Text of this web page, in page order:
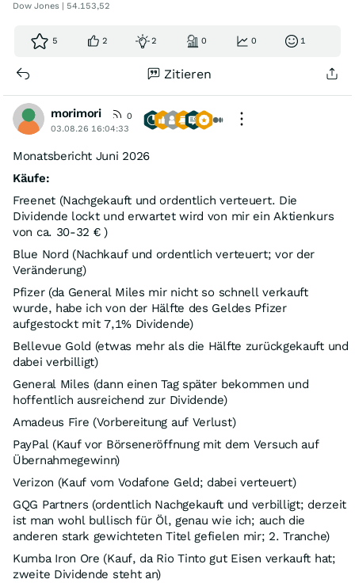
Dow Jones | 54.153,52
5 2 2 0 0 1
Zitieren
morimori
0
03.08.26 16:04:33
Monatsbericht Juni 2026
Käufe:
Freenet (Nachgekauft und ordentlich verteuert. Die
Dividende lockt und erwartet wird von mir ein Aktienkurs
von ca. 30-32 € )
Blue Nord (Nachkauf und ordentlich verteuert; vor der
Veränderung)
Pfizer (da General Miles mir nicht so schnell verkauft
wurde, habe ich von der Hälfte des Geldes Pfizer
aufgestockt mit 7,1% Dividende)
Bellevue Gold (etwas mehr als die Hälfte zurückgekauft und
dabei verbilligt)
General Miles (dann einen Tag später bekommen und
hoffentlich ausreichend zur Dividende)
Amadeus Fire (Vorbereitung auf Verlust)
PayPal (Kauf vor Börseneröffnung mit dem Versuch auf
Übernahmegewinn)
Verizon (Kauf vom Vodafone Geld; dabei verteuert)
GQG Partners (ordentlich Nachgekauft und verbilligt; derzeit
ist man wohl bullisch für Öl, genau wie ich; auch die
anderen stark gewichteten Titel gefielen mir; 2. Tranche)
Kumba Iron Ore (Kauf, da Rio Tinto gut Eisen verkauft hat;
zweite Dividende steht an)